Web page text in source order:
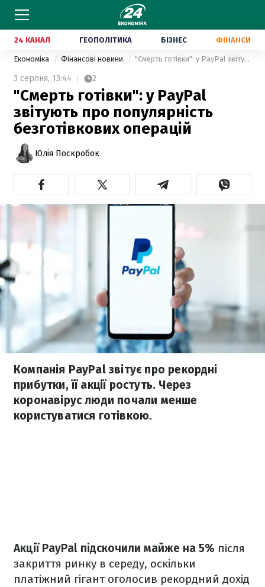
24 КАНАЛ ГЕОПОЛІТИКА БІЗНЕС ФІНАНСИ
Економіка Фінансові новини "Смерть готівки": у PayPal звітують про популярність безготівкових операцій
3 серпня, 13:44 2
"Смерть готівки": у PayPal
звітують про популярність
безготівкових операцій
Юлія Поскробок
Компанія PayPal звітує про рекордні
прибутки, її акції ростуть. Через
коронавірус люди почали менше
користуватися готівкою.
Акції PayPal підскочили майже на 5% після
закриття ринку в середу, оскільки
платіжний гігант оголосив рекордний дохід